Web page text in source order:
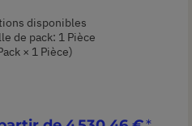
disponibles
de pack: 1 Pièce
× 1 Pièce)